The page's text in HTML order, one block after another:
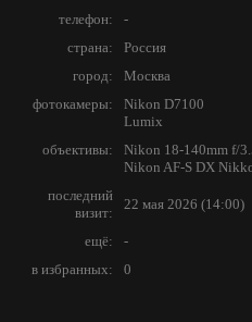
телефон:
-
страна:
Россия
город:
Москва
фотокамеры:
Nikon D7100
Lumix
объективы:
Nikon 18-140mm f/
Nikon AF-S DX
последний
визит:
22 мая 2026 (14:00)
ещё:
-
в избранных:
0